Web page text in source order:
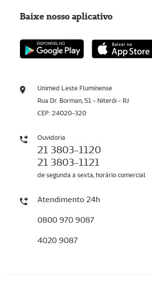
Unimed Leste Fluminense
Rua Dr. Borman, 51 - Niterói - RJ
CEP: 24020-320
Ouvidoria
21 3803-1120
21 3803-1121
de segunda a sexta, horário comercial
Atendimento 24h
0800 970 9087
4020 9087
Baixe nosso aplicativo